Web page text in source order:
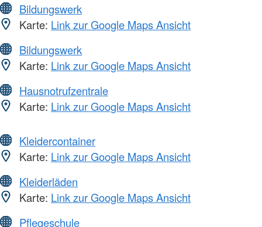
Bildungswerk
Karte: Link zur Google Maps Ansicht
Bildungswerk
Karte: Link zur Google Maps Ansicht
Hausnotrufzentrale
Karte: Link zur Google Maps Ansicht
Kleidercontainer
Karte: Link zur Google Maps Ansicht
Kleiderläden
Karte: Link zur Google Maps Ansicht
Pflegeschule